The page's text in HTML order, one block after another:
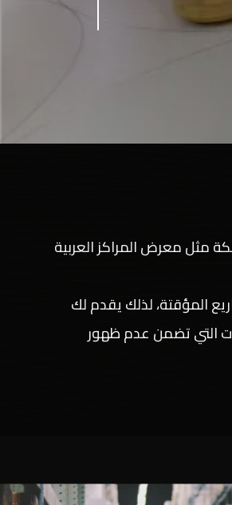
مثل معرض المراكز العربية
المؤقتة، لذلك يقدم لك
التي تضمن عدم ظهور